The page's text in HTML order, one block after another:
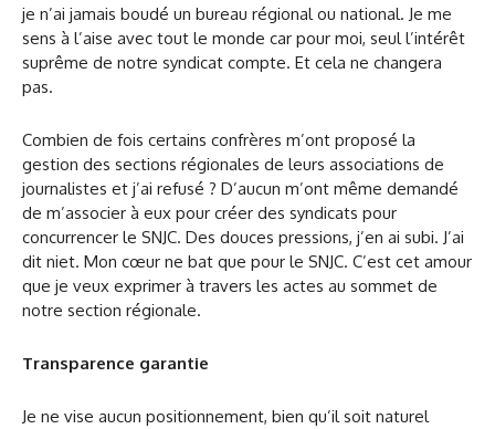
je n’ai jamais boudé un bureau régional ou national. Je me
sens à l’aise avec tout le monde car pour moi, seul l’intérêt
suprême de notre syndicat compte. Et cela ne changera
pas.
Combien de fois certains confrères m’ont proposé la
gestion des sections régionales de leurs associations de
journalistes et j’ai refusé ? D’aucun m’ont même demandé
de m’associer à eux pour créer des syndicats pour
concurrencer le SNJC. Des douces pressions, j’en ai subi. J’ai
dit niet. Mon cœur ne bat que pour le SNJC. C’est cet amour
que je veux exprimer à travers les actes au sommet de
notre section régionale.
Transparence garantie
Je ne vise aucun positionnement, bien qu’il soit naturel